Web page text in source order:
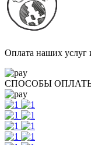
Оплата наших услуг
СПОСОБЫ